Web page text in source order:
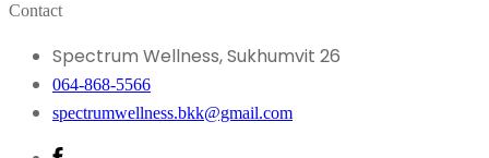
Contact
Spectrum Wellness, Sukhumvit 26
064-868-5566
spectrumwellness.bkk@gmail.com